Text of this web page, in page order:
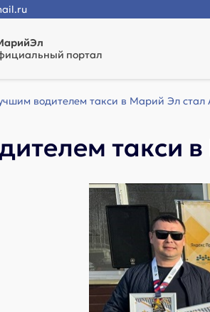
портал
водителем такси в Марий Эл стал
такси